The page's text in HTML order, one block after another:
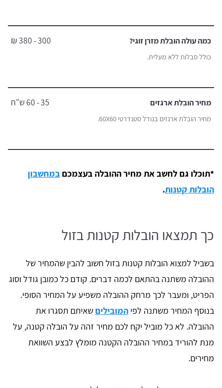
כמה עולה הובלת מזרן זוגי?
כולל סבלות ללא מעלית.
300 - 380 ₪
מחיר הובלת ארגזים
מחיר הובלת ארגזים בגודל סטנדרטי 60X60.
35 - 60 ש"ח
*תוכלו גם לחשב את מחיר ההובלה בעצמכם במחשבון
הובלות קטנות.
כך תמצאו הובלות קטנות בזול
בשביל למצוא הובלות קטנות בזול חשוב להבין שהמחיר של
ההובלה משתנה בהתאם לכמה דברים. קודם כל כמובן גודל וסוג
הפריט, ומעבר לכך מרחק ההובלה משפיע על המחיר הסופי.
בנוסף המחיר משתנה לפי המובילים שאיתם תסגרו את
ההובלה. לא כל מוביל יקח לכם מחיר זהה על הובלה קטנה, על
מנת להוריד במחיר ההובלה הקטנה מומלץ לבצע השוואת
מחירים.